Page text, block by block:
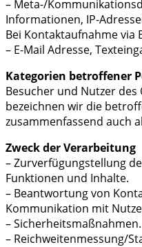
– Meta-/
Informationen, IP-
Bei Kontaktaufnahme via
– E-Mail Adresse,
Kategorien betroffener
Besucher und Nutzer
bezeichnen wir die
zusammenfassend auch
Zweck der Verarbeitung
– Zurverfügungstellung
Funktionen und Inhalte.
– Beantwortung von
Kommunikation mit
– Sicherheitsmaßnahmen.
– Reichweitenmessung/